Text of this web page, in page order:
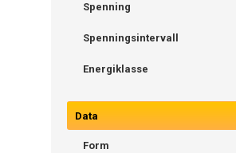
Spenning
Spenningsintervall
Energiklasse
Data
Form